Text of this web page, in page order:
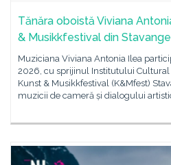
Tănăra oboistă Viviana
& Musikkfestival din
Muziciana Viviana Antonia Ilea
2026, cu sprijinul Institutului
Kunst & Musikkfestival (K&Mfest)
muzicii de cameră și dialogului